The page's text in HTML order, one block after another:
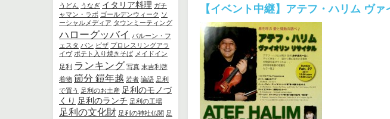
うどん うなぎ イタリア料理 ガチ
ャマン・ラボ ゴールデンウィーク ソ
ーシャルメディア タウンミーティング
ハローグッバイ バルーン・フ
ェスタ パン ピザ プロレスリングアラ
イヴ ポテト入り焼きそば メイドイン
足利 ランキング 写真 末吉利啓
着物 節分 鎧年越 若者 論語 足利
で買う 足利のお土産 足利のモノづ
くり 足利のランチ 足利の工場
足利の文化財 足利の神社仏閣 足
【イベント中継】アテフ・ハリム ヴ